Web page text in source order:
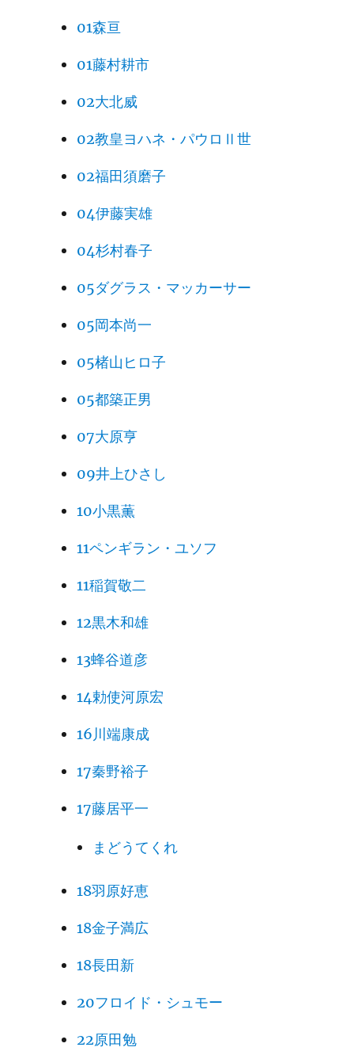
01森亘
01藤村耕市
02大北威
02教皇ヨハネ・パウロⅡ世
02福田須磨子
04伊藤実雄
04杉村春子
05ダグラス・マッカーサー
05岡本尚一
05楮山ヒロ子
05都築正男
07大原亨
09井上ひさし
10小黒薫
11ペンギラン・ユソフ
11稲賀敬二
12黒木和雄
13蜂谷道彦
14勅使河原宏
16川端康成
17秦野裕子
17藤居平一
まどうてくれ
18羽原好恵
18金子満広
18長田新
20フロイド・シュモー
22原田勉